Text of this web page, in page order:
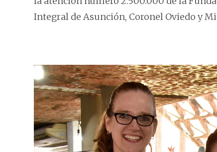
Integral de Asunción, Coronel Oviedo y